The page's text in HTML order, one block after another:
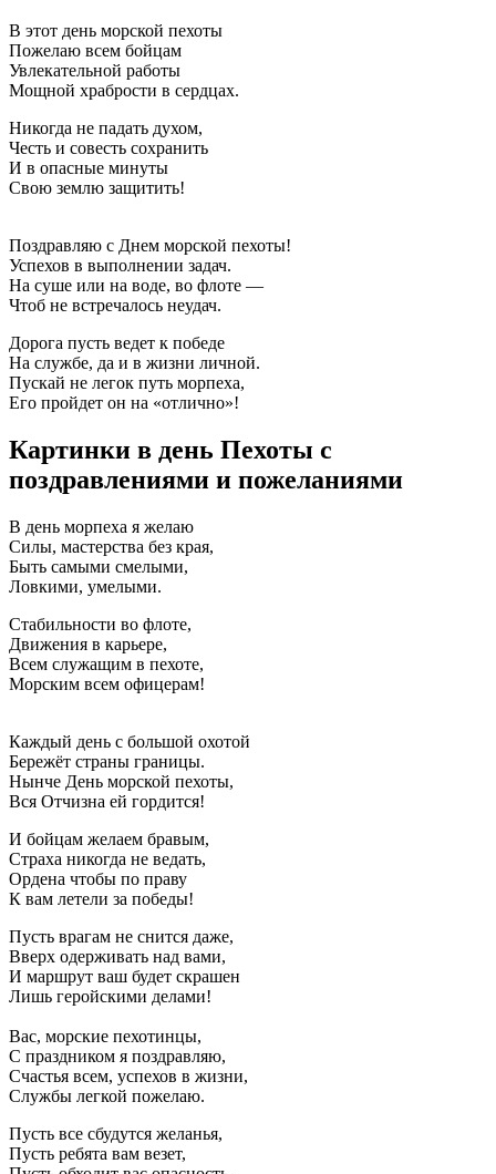
В этот день морской пехоты
Пожелаю всем бойцам
Увлекательной работы
Мощной храбрости в сердцах.
Никогда не падать духом,
Честь и совесть сохранить
И в опасные минуты
Свою землю защитить!
Поздравляю с Днем морской пехоты!
Успехов в выполнении задач.
На суше или на воде, во флоте —
Чтоб не встречалось неудач.
Дорога пусть ведет к победе
На службе, да и в жизни личной.
Пускай не легок путь морпеха,
Его пройдет он на «отлично»!
Картинки в день Пехоты с
поздравлениями и пожеланиями
В день морпеха я желаю
Силы, мастерства без края,
Быть самыми смелыми,
Ловкими, умелыми.
Стабильности во флоте,
Движения в карьере,
Всем служащим в пехоте,
Морским всем офицерам!
Каждый день с большой охотой
Бережёт страны границы.
Нынче День морской пехоты,
Вся Отчизна ей гордится!
И бойцам желаем бравым,
Страха никогда не ведать,
Ордена чтобы по праву
К вам летели за победы!
Пусть врагам не снится даже,
Вверх одерживать над вами,
И маршрут ваш будет скрашен
Лишь геройскими делами!
Вас, морские пехотинцы,
С праздником я поздравляю,
Счастья всем, успехов в жизни,
Службы легкой пожелаю.
Пусть все сбудутся желанья,
Пусть ребята вам везет,